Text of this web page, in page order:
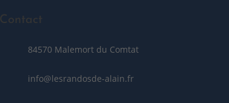
Contact
84570 Malemort du Comtat
info@lesrandosde-alain.fr